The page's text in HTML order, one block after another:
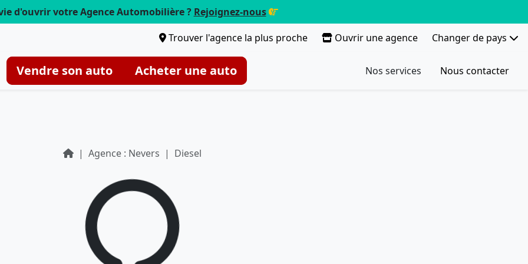
d'ouvrir votre Agence Automobilière ? Rejoignez-nous
Trouver l'agence la plus proche
Ouvrir une agence Changer de pays
Vendre son auto Acheter une auto Nos services Nous contacter
Agence : Nevers Diesel